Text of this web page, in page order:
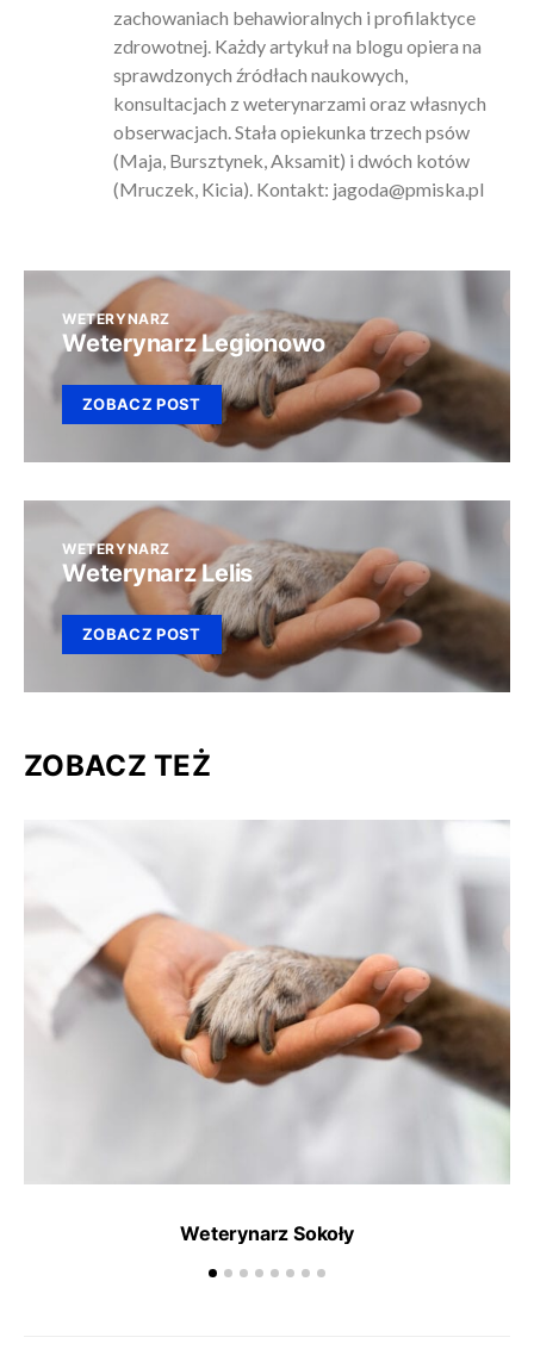
zachowaniach behawioralnych i profilaktyce
zdrowotnej. Każdy artykuł na blogu opiera na
sprawdzonych źródłach naukowych,
konsultacjach z weterynarzami oraz własnych
obserwacjach. Stała opiekunka trzech psów
(Maja, Bursztynek, Aksamit) i dwóch kotów
(Mruczek, Kicia). Kontakt: jagoda@pmiska.pl
WETERYNARZ
Weterynarz Legionowo
ZOBACZ POST
WETERYNARZ
Weterynarz Lelis
ZOBACZ POST
ZOBACZ TEŻ
Weterynarz Sokoły